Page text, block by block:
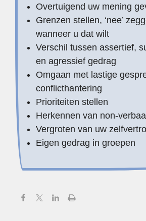
Overtuigend uw mening
Grenzen stellen, ‘nee’
wanneer u dat wilt
Verschil tussen assertief,
en agressief gedrag
Omgaan met lastige
conflicthantering
Prioriteiten stellen
Herkennen van non-
Vergroten van uw
Eigen gedrag in groepen